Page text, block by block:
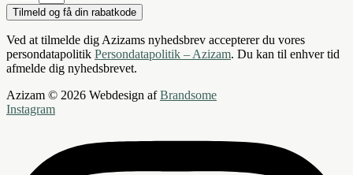
Tilmeld og få din rabatkode
Ved at tilmelde dig Azizams nyhedsbrev accepterer du vores
persondatapolitik Persondatapolitik – Azizam. Du kan til enhver tid
afmelde dig nyhedsbrevet.
Azizam © 2026 Webdesign afBrandsome
Instagram